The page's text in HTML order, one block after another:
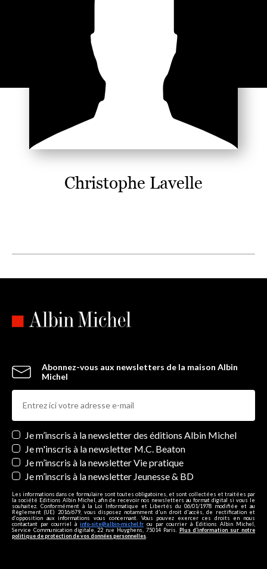
Christophe Lavelle
Abonnez-vous aux newsletters de la maison Albin
Michel
Newsletters
Je m’inscris à la newsletter des éditions Albin Michel
Je m'inscris à la newsletter M.C. Beaton
Je m’inscris à la newsletter Vie pratique
Je m’inscris à la newsletter Jeunesse & BD
Les informations dans ce formulaire sont toutes obligatoires, et sont collectées et traitées par
la société Editions Albin Michel, afin de recevoir nos newsletters au format digital si vous le
souhaitez. Conformément à la Loi Informatique et Libertés du 06/01/1978 modifiée et au
Règlement (UE) 2016/679, vous disposez notamment d'un droit d'accès, de rectification et
d’opposition aux informations vous concernant. Vous pouvez exercer ces droits en nous
contactant par courriel à info-site@albin-michel.fr ou par courrier à Editions Albin Michel,
Service Communication digitale, 22 rue Huyghens, 75014 Paris. Plus d’information sur notre
politique de protection de vos données personnelles